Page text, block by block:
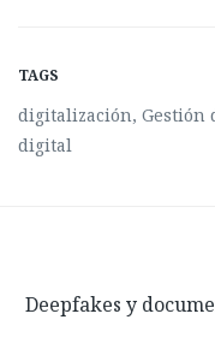
TAGS
digitalización, Gestión
digital
Deepfakes y